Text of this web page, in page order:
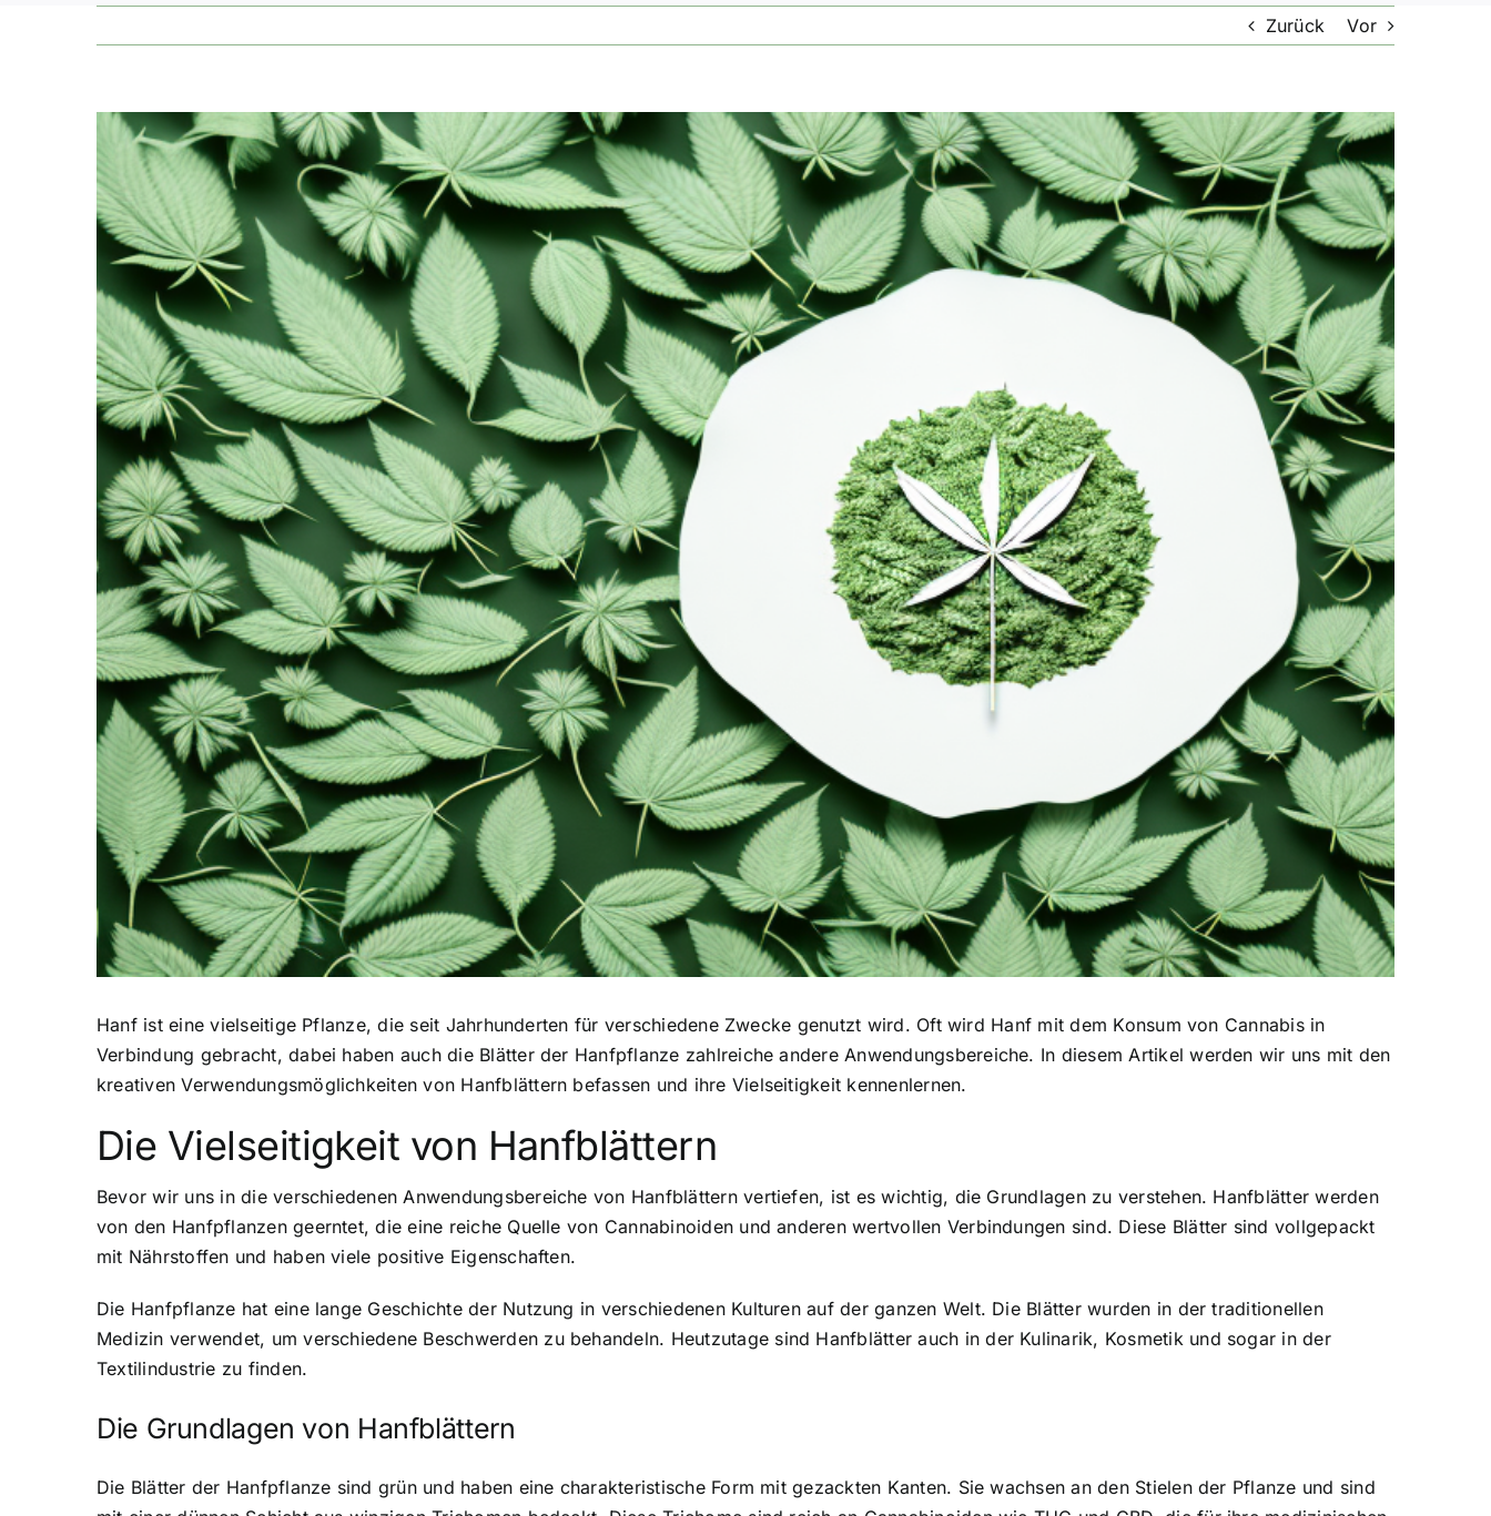
Zurück Vor
Zeige
grösseres
Bild
Hanf ist eine vielseitige Pflanze, die seit Jahrhunderten für verschiedene Zwecke genutzt wird. Oft wird Hanf mit dem Konsum von Cannabis in
Verbindung gebracht, dabei haben auch die Blätter der Hanfpflanze zahlreiche andere Anwendungsbereiche. In diesem Artikel werden wir uns mit den
kreativen Verwendungsmöglichkeiten von Hanfblättern befassen und ihre Vielseitigkeit kennenlernen.
Die Vielseitigkeit von Hanfblättern
Bevor wir uns in die verschiedenen Anwendungsbereiche von Hanfblättern vertiefen, ist es wichtig, die Grundlagen zu verstehen. Hanfblätter werden
von den Hanfpflanzen geerntet, die eine reiche Quelle von Cannabinoiden und anderen wertvollen Verbindungen sind. Diese Blätter sind vollgepackt
mit Nährstoffen und haben viele positive Eigenschaften.
Die Hanfpflanze hat eine lange Geschichte der Nutzung in verschiedenen Kulturen auf der ganzen Welt. Die Blätter wurden in der traditionellen
Medizin verwendet, um verschiedene Beschwerden zu behandeln. Heutzutage sind Hanfblätter auch in der Kulinarik, Kosmetik und sogar in der
Textilindustrie zu finden.
Die Grundlagen von Hanfblättern
Die Blätter der Hanfpflanze sind grün und haben eine charakteristische Form mit gezackten Kanten. Sie wachsen an den Stielen der Pflanze und sind